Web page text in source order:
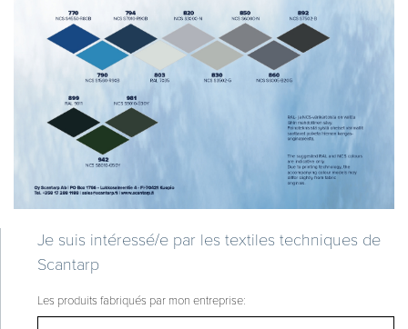
Je suis intéressé/e par les textiles techniques de
Scantarp
Les produits fabriqués par mon entreprise: